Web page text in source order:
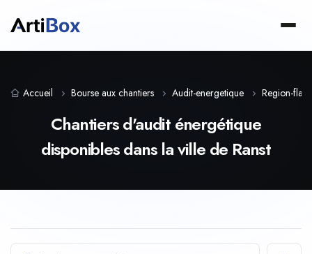
Accueil Bourse aux chantiers Audit-energetique Region-
Chantiers d'audit énergétique
disponibles dans la ville de Ranst